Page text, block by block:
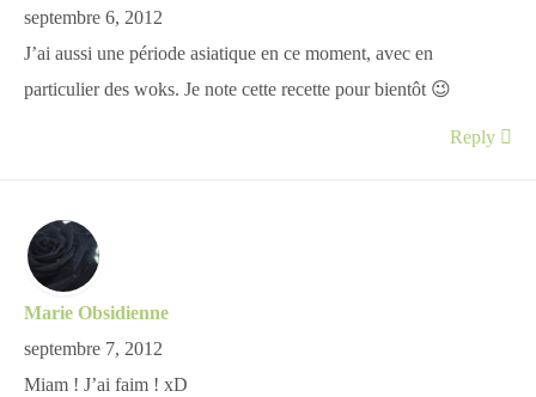
septembre 6, 2012
J’ai aussi une période asiatique en ce moment, avec en
particulier des woks. Je note cette recette pour bientôt 😉
Reply
Marie Obsidienne
septembre 7, 2012
Miam ! J’ai faim ! xD